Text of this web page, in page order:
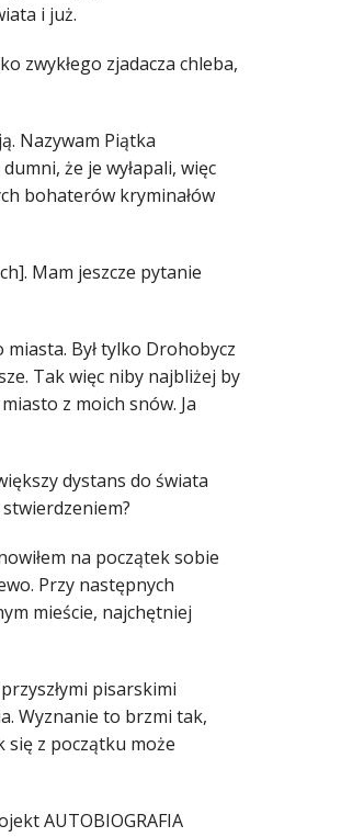
i już.
zwykłego zjadacza chleba,
Nazywam Piątka
że je wyłapali, więc
bohaterów kryminałów
Mam jeszcze pytanie
miasta. Był tylko Drohobycz
Tak więc niby najbliżej by
z moich snów. Ja
dystans do świata
na początek sobie
Przy następnych
mieście, najchętniej
pisarskimi
Wyznanie to brzmi tak,
się z początku może
AUTOBIOGRAFIA